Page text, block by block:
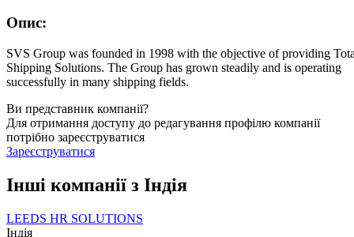
Опис:
SVS Group was founded in 1998 with the objective of providing
Shipping Solutions. The Group has grown steadily and is operating
successfully in many shipping fields.
Ви представник компанії?
Для отримання доступу до редагування профілю компанії
потрібно зареєструватися
Зареєструватися
Інші компанії з Індiя
LEEDS HR SOLUTIONS
Індiя